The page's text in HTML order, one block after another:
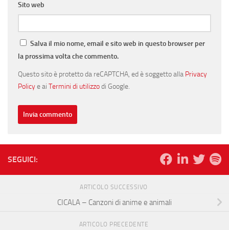
Sito web
Salva il mio nome, email e sito web in questo browser per
la prossima volta che commento.
Questo sito è protetto da reCAPTCHA, ed è soggetto alla Privacy
Policye ai Termini di utilizzodi Google.
SEGUICI:
ARTICOLO SUCCESSIVO
CICALA – Canzoni di anime e animali
ARTICOLO PRECEDENTE